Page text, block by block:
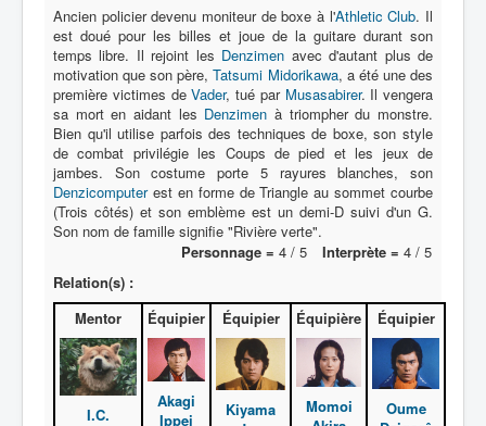
Lieu
Épisode
Référence
Fanservice
Générique
A
C
E
Ancien policier devenu moniteur de boxe à l'Athletic Club. Il
est doué pour les billes et joue de la guitare durant son
temps libre. Il rejoint les Denzimen avec d'autant plus de
motivation que son père,Tatsumi Midorikawa, a été une des
première victimes deVader, tué par Musasabirer. Il vengera
sa mort en aidant les Denzimen à triompher du monstre.
Bien qu'il utilise parfois des techniques de boxe, son style
de combat privilégie les Coups de pied et les jeux de
jambes. Son costume porte 5 rayures blanches, son
Denzicomputerest en forme de Triangle au sommet courbe
(Trois côtés) et son emblème est un demi-D suivi d'un G.
Son nom de famille signifie "Rivière verte".
Personnage = 4 / 5 Interprète = 4 / 5
Relation(s) :
Mentor
I.C.
Équipier
Akagi
Ippei
Équipier
Kiyama
Équipière
Momoi
Équipier
Oume